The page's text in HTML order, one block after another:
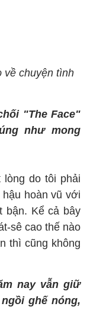
về chuyện tình
"The Face"
như mong
do tôi phải
hoàn vũ với
bận. Kể cả bây
sê cao thế nào
thì cũng không
nay vẫn giữ
ghế nóng,